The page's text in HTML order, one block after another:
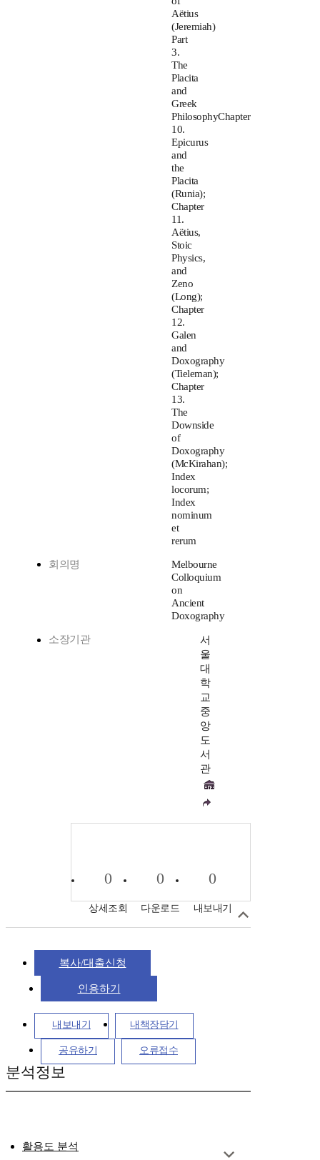
Aëtius
(Jeremiah)
Part
3.
The
Placita
and
Greek
PhilosophyChapter
10.
Epicurus
and
the
Placita
(Runia);
Chapter
11.
Aëtius,
Stoic
Physics,
and
Zeno
(Long);
Chapter
12.
Galen
and
Doxography
(Tieleman);
Chapter
13.
The
Downside
of
Doxography
(McKirahan);
Index
locorum;
Index
nominum
et
rerum
회의명
Melbourne
Colloquium
on
Ancient
Doxography
소장기관
서
울
대
학
교
중
앙
도
서
관
0
상세조회
0
다운로드
0
내보내기
복사/대출신청
인용하기
내보내기 내책장담기
공유하기 오류접수
분석정보
활용도 분석